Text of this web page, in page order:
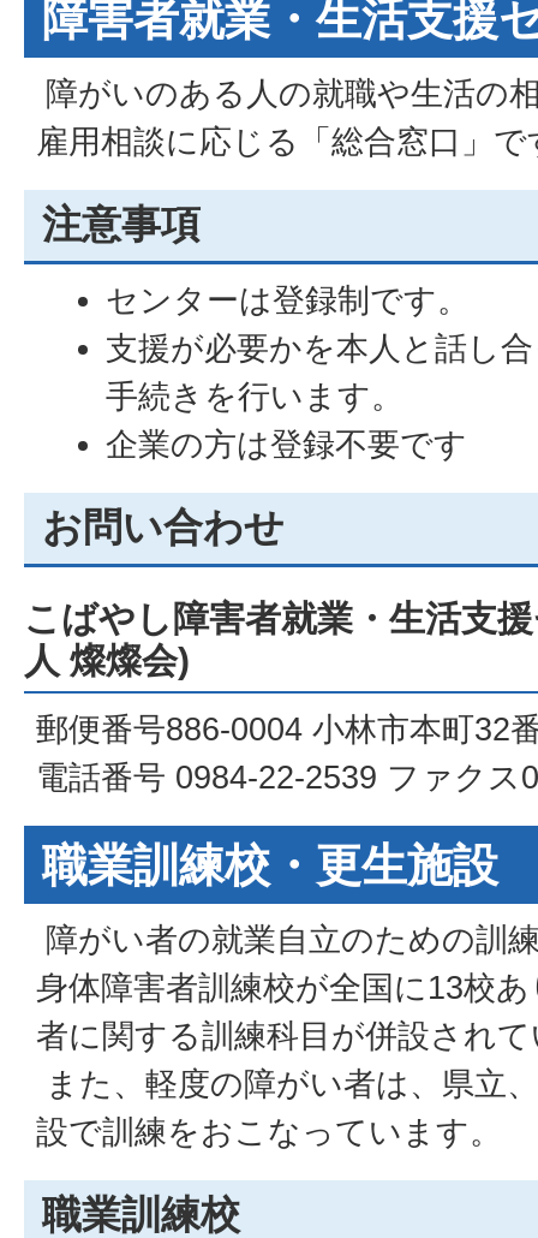
障害者就業・生活支援
障がいのある人の就職や生活の
雇用相談に応じる「総合窓口」で
注意事項
センターは登録制です。
支援が必要かを本人と話し
手続きを行います。
企業の方は登録不要です
お問い合わせ
こばやし障害者就業・生活支
人 燦燦会)
郵便番号886-0004 小林市本町32
電話番号 0984-22-2539 ファクス
職業訓練校・更生施設
障がい者の就業自立のための訓
身体障害者訓練校が全国に13校
者に関する訓練科目が併設され
また、軽度の障がい者は、県立
設で訓練をおこなっています。
職業訓練校